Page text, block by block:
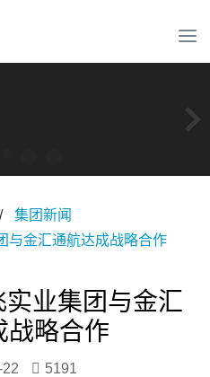
T
o
l
a
集团新闻
与金汇通航达成战略合作
业集团与金汇
战略合作
5191